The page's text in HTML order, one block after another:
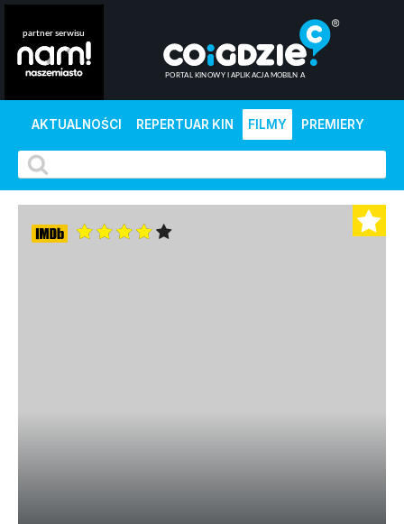
AKTUALNOŚCI REPERTUAR KIN FILMY PREMIERY